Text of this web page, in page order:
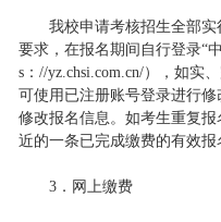
我校申请考核招生全部
要求，在报名期间自行登录“
s：//yz.chsi.com.cn/），如实
可使用已注册账号登录进行
修改报名信息。如考生重复
近的一条已完成缴费的有效报
3．网上缴费